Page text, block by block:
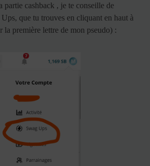
partie cashback , je te conseille de
Ups, que tu trouves en cliquant en haut à
la première lettre de mon pseudo) :